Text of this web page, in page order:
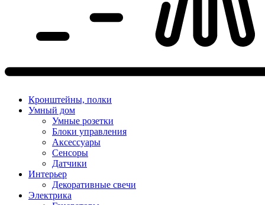
Кронштейны, полки
Умный дом
Умные розетки
Блоки управления
Аксессуары
Сенсоры
Датчики
Интерьер
Декоративные свечи
Электрика